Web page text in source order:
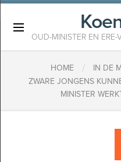
OUD-MINISTER EN
HOME / IN DE
​ZWARE JONGENS
MINISTER